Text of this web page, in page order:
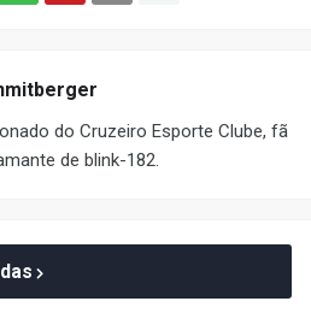
do Cruzeiro Esporte Clube, fã
de blink-182.